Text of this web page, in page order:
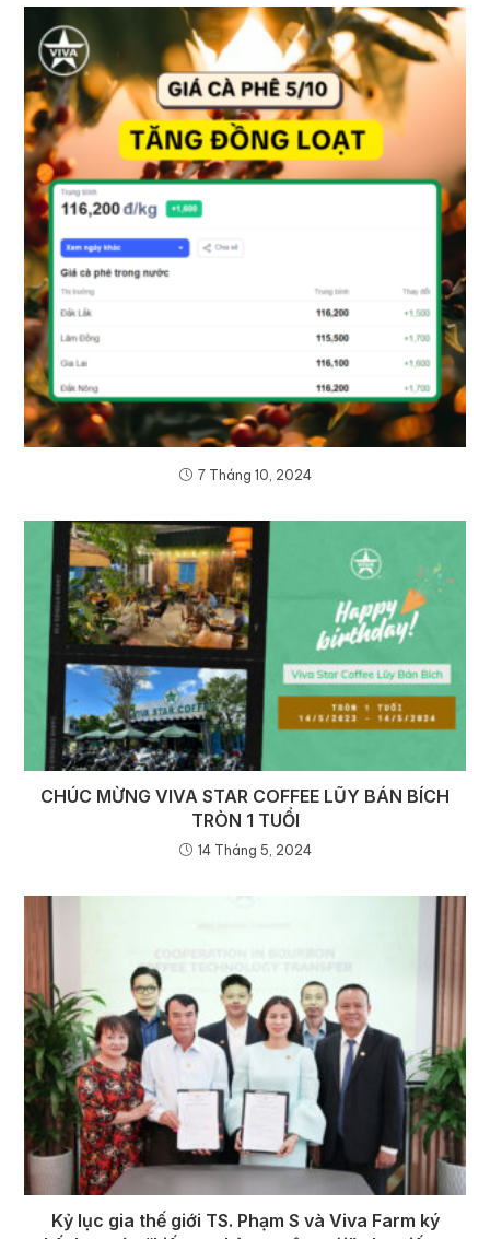
7 Tháng 10, 2024
CHÚC MỪNG VIVA STAR COFFEE LŨY BÁN BÍCH
TRÒN 1 TUỔI
14 Tháng 5, 2024
Kỷ lục gia thế giới TS. Phạm S và Viva Farm ký